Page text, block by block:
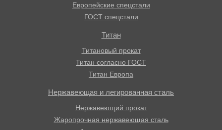
Европейские спецстали
ГОСТ спецстали
Титан
Титановый прокат
Титан согласно ГОСТ
Титан Европа
Нержавеющая и легированная сталь
Нержавеющий прокат
Жаропрочная нержавеющая сталь